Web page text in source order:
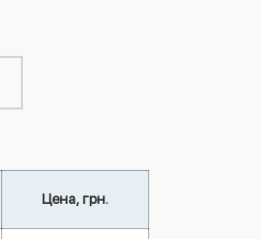
Цена, грн.